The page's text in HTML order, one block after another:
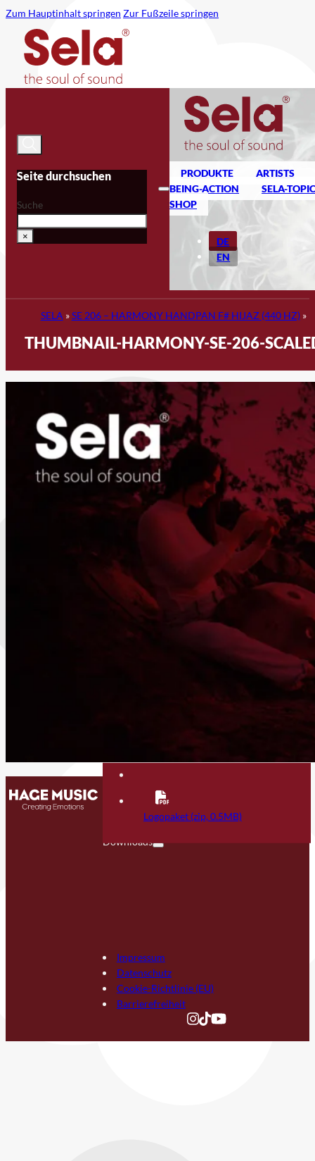
Zum Hauptinhalt springen Zur Fußzeile springen
Seite durchsuchen
Suche
×
PRODUKTE
ARTISTS
BEING-ACTION
SELA-
SHOP
DE
EN
SELA »SE 206 – HARMONY HANDPAN F# HIJAZ (440 HZ)»
THUMBNAIL-HARMONY-SE-206-
Downloads
Logopaket (zip, 0.5MB)
Impressum
Datenschutz
Cookie-Richtlinie (EU)
Barrierefreiheit